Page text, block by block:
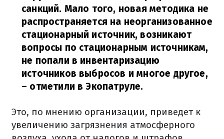
санкций. Мало того, новая методика не
распространяется на неорганизованное
стационарный источник, возникают
вопросы по стационарным источникам,
не попали в инвентаризацию
источников выбросов и многое другое,
– отметили в Экопатруле.
Это, по мнению организации, приведет к
увеличению загрязнения атмосферного